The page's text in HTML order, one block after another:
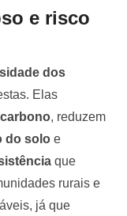
e risco
dos
Elas
, reduzem
do solo e
que
rurais e
já que